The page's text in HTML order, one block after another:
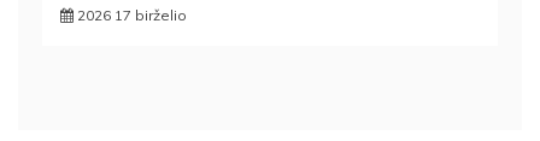
2026 17 birželio